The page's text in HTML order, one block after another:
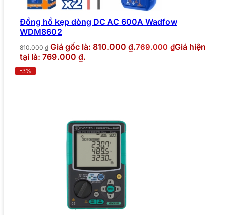
Đồng hồ kẹp dòng DC AC 600A Wadfow
WDM8602
810.000₫ Giá gốc là: 810.000 ₫.769.000 ₫Giá hiện
tại là: 769.000 ₫.
-3%